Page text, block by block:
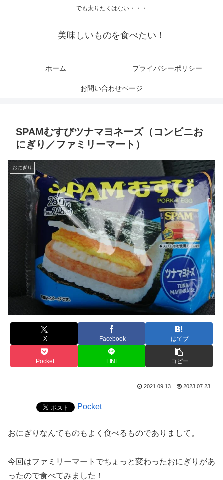
でも太りたくはない・・・
美味しいものを食べたい！
ホーム プライバシーポリシー
お問い合わせページ
SPAMむすびツナマヨネーズ（コンビニお
にぎり／ファミリーマート）
おにぎり
X Facebook はてブ
Pocket LINE コピー
2021.09.13 2023.07.23
Pocket
おにぎりなんてものもよく食べるものでありまして。
今回はファミリーマートでちょっと変わったおにぎりがあ
ったので食べてみました！